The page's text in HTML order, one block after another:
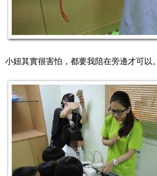
小妞其實很害怕，都要我陪在旁邊才可以。